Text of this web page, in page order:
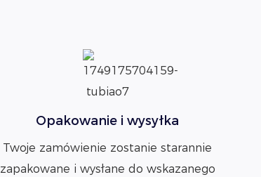
Opakowanie i wysyłka
Twoje zamówienie zostanie starannie
zapakowane i wysłane do wskazanego